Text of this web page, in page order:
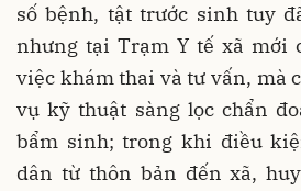
số bệnh, tật trước sinh tuy
nhưng tại Trạm Y tế xã mới
việc khám thai và tư vấn, mà
vụ kỹ thuật sàng lọc chẩn
bẩm sinh; trong khi điều
dân từ thôn bản đến xã,